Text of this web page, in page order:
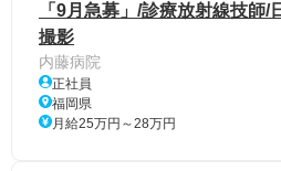
「9月急募」/診療放射線技師
撮影
内藤病院
正社員
福岡県
月給25万円～28万円